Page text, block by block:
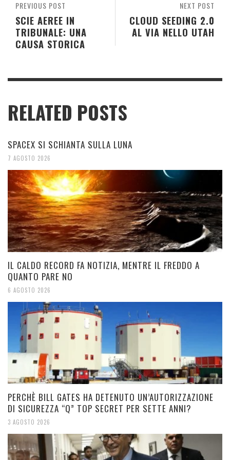
NEXT POST
CLOUD SEEDING 2.0
AL VIA NELLO UTAH
PREVIOUS POST
SCIE AEREE IN
TRIBUNALE: UNA
CAUSA STORICA
RELATED POSTS
SPACEX SI SCHIANTA SULLA LUNA
7 AGOSTO 2026
IL CALDO RECORD FA NOTIZIA, MENTRE IL FREDDO A
QUANTO PARE NO
6 AGOSTO 2026
PERCHÈ BILL GATES HA DETENUTO UN’AUTORIZZAZIONE
DI SICUREZZA “Q” TOP SECRET PER SETTE ANNI?
3 AGOSTO 2026